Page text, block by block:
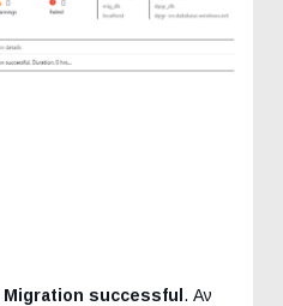
Migration successful. Αν